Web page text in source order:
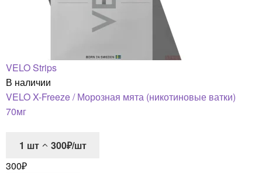
VELO Strips
В наличии
VELO X-Freeze / Морозная мята (никотиновые ватки)
70мг
1 шт
300₽/шт
300₽